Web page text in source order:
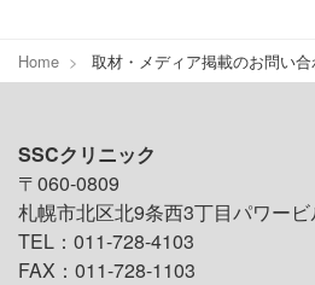
Home 取材・メディア掲載のお問い
SSCクリニック
〒060-0809
札幌市北区北9条西3丁目パワー
TEL：011-728-4103
FAX：011-728-1103